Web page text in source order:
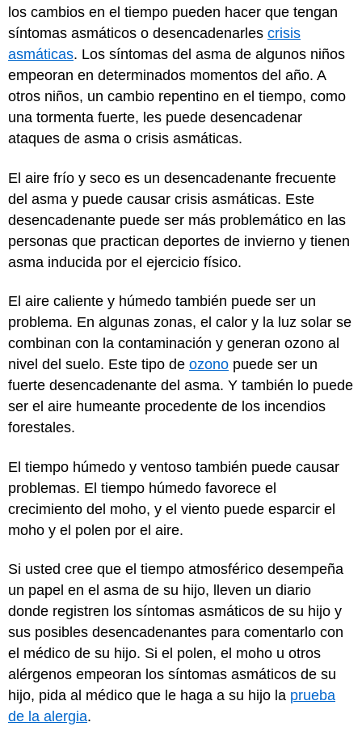
los cambios en el tiempo pueden hacer que tengan
síntomas asmáticos o desencadenarles crisis
asmáticas. Los síntomas del asma de algunos niños
empeoran en determinados momentos del año. A
otros niños, un cambio repentino en el tiempo, como
una tormenta fuerte, les puede desencadenar
ataques de asma o crisis asmáticas.
El aire frío y seco es un desencadenante frecuente
del asma y puede causar crisis asmáticas. Este
desencadenante puede ser más problemático en las
personas que practican deportes de invierno y tienen
asma inducida por el ejercicio físico.
El aire caliente y húmedo también puede ser un
problema. En algunas zonas, el calor y la luz solar se
combinan con la contaminación y generan ozono al
nivel del suelo. Este tipo de ozono puede ser un
fuerte desencadenante del asma. Y también lo puede
ser el aire humeante procedente de los incendios
forestales.
El tiempo húmedo y ventoso también puede causar
problemas. El tiempo húmedo favorece el
crecimiento del moho, y el viento puede esparcir el
moho y el polen por el aire.
Si usted cree que el tiempo atmosférico desempeña
un papel en el asma de su hijo, lleven un diario
donde registren los síntomas asmáticos de su hijo y
sus posibles desencadenantes para comentarlo con
el médico de su hijo. Si el polen, el moho u otros
alérgenos empeoran los síntomas asmáticos de su
hijo, pida al médico que le haga a su hijo la prueba
de la alergia.